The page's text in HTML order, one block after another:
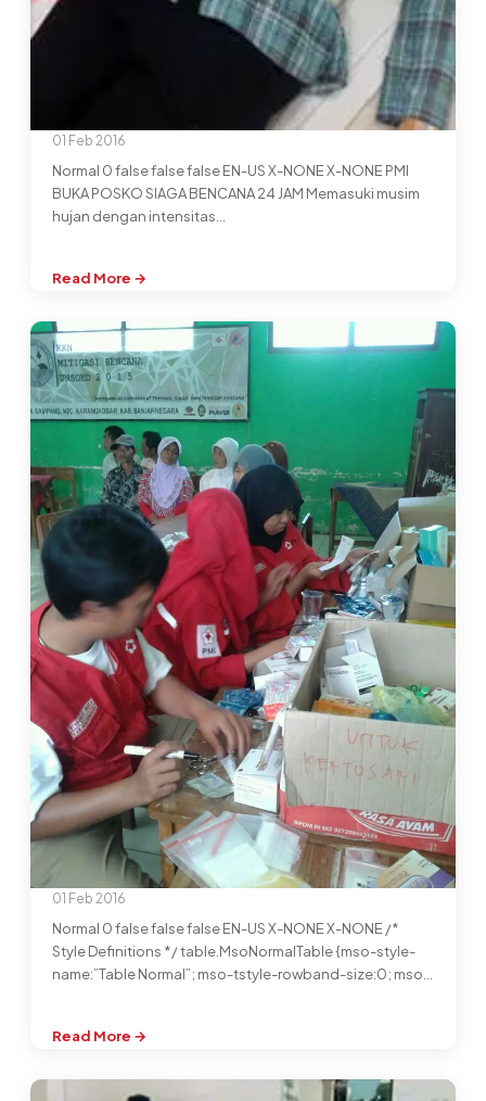
01 Feb 2016
Normal 0 false false false EN-US X-NONE X-NONE PMI
BUKA POSKO SIAGA BENCANA 24 JAM Memasuki musim
hujan dengan intensitas…
Read More →
:
tanpa
judul
72
01 Feb 2016
Normal 0 false false false EN-US X-NONE X-NONE /*
Style Definitions */ table.MsoNormalTable {mso-style-
name:”Table Normal”; mso-tstyle-rowband-size:0; mso-
Read More →
: